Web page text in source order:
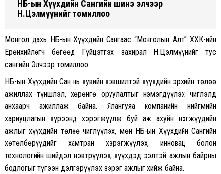
НҮБ-ын Хүүхдийн Сангийн шинэ элчээр
Н.Цэлмүүнийг томиллоо
Монгол дахь НҮБ-ын Хүүхдийн Сангаас “Монголын Алт” ХХК-ийн
Ерөнхийлөгч бөгөөд Гүйцэтгэх захирал Н.Цэлмүүнийг тус
сангийн Элчээр томиллоо.
НҮБ-ын Хүүхдийн Сан нь хувийн хэвшилтэй хүүхдийн эрхийн төлөө
ажиллах түншлэл, хөрөнгө оруулалтыг нэмэгдүүлэх чиглэлд
анхаарч ажиллаж байна. Ялангуяа компанийн нийгмийн
хариуцлагын хүрээнд хэрэгжүүлж буй аж ахуйн нэгжүүдийн
ажлыг хүүхдийн төлөө чиглүүлэх, мөн НҮБ-ын Хүүхдийн Сангийн
хөтөлбөрүүдийг хамтран хэрэгжүүлэх, инновац болон
технологийн шийдэл нэвтрүүлэх, хүүхдэд ээлтэй ажлын байрны
бодлогыг түгээн дэлгэрүүлэх зэрэг ажлыг хийж байна.